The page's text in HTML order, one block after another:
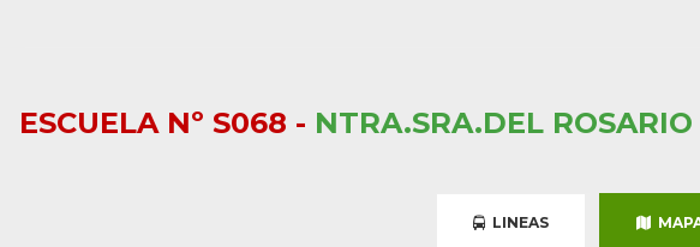
ESCUELA Nº S068 - NTRA.SRA.DEL
LINEAS